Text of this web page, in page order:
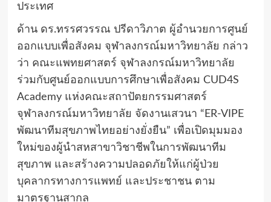
ประเทศ
ด้าน ดร.ทรรศวรรณ ปรีดาวิภาต ผู้อำนวยการศูนย์
ออกแบบเพื่อสังคม จุฬาลงกรณ์มหาวิทยาลัย กล่าว
ว่า คณะแพทยศาสตร์ จุฬาลงกรณ์มหาวิทยาลัย
ร่วมกับศูนย์ออกแบบการศึกษาเพื่อสังคม CUD4S
Academy แห่งคณะสถาปัตยกรรมศาสตร์
จุฬาลงกรณ์มหาวิทยาลัย จัดงานเสวนา “ER-VIPE
พัฒนาทีมสุขภาพไทยอย่างยั่งยืน” เพื่อเปิดมุมมอง
ใหม่ของผู้นำสหสาขาวิชาชีพในการพัฒนาทีม
สุขภาพ และสร้างความปลอดภัยให้แก่ผู้ป่วย
บุคลากรทางการแพทย์ และประชาชน ตาม
มาตรฐานสากล